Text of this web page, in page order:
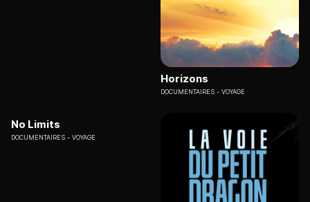
Horizons
DOCUMENTAIRES VOYAGE
No Limits
DOCUMENTAIRES VOYAGE